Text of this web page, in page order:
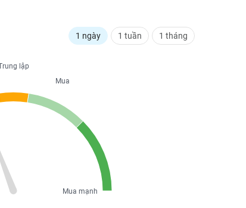
1 ngày 1 tuần 1 tháng
lập
Mua
Mua mạnh